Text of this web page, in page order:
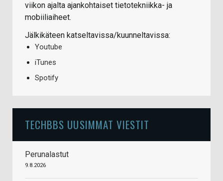
viikon ajalta ajankohtaiset tietotekniikka- ja
mobiiliaiheet.
Jälkikäteen katseltavissa/kuunneltavissa:
Youtube
iTunes
Spotify
TECHBBS UUSIMMAT VIESTIT
Perunalastut
9.8.2026